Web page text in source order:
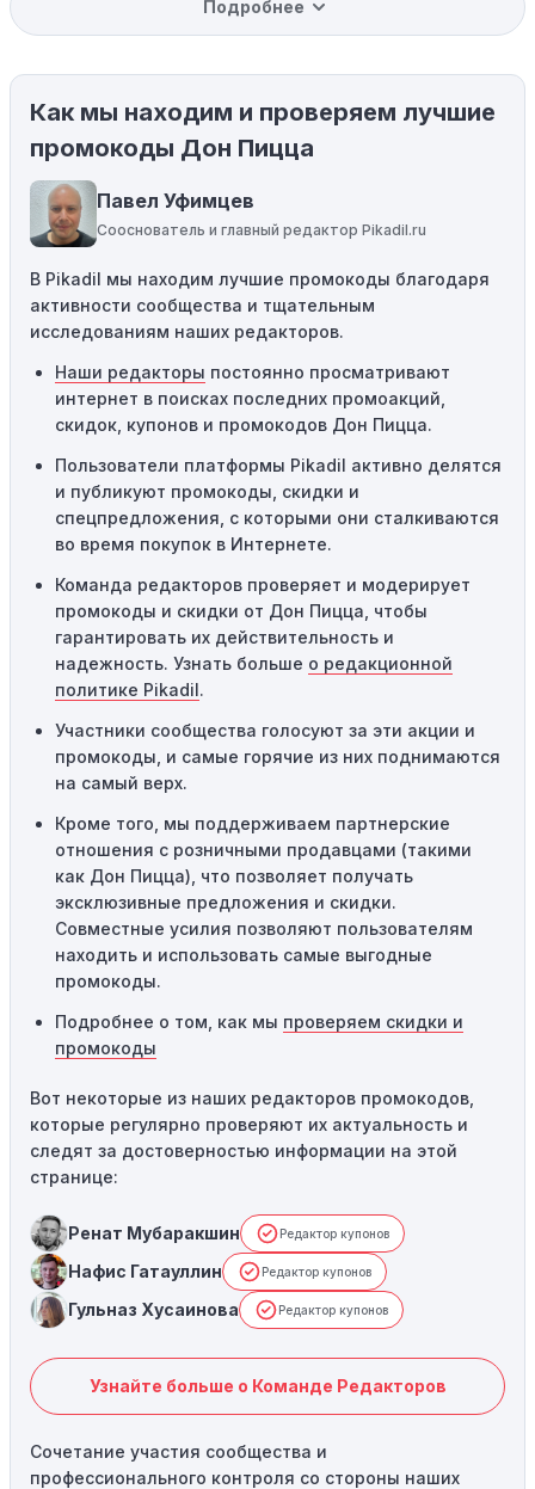
вас товар может быть уже со скидкой. Некоторые
магазины предлагают скидки и акции напрямую, без
Ограничения на использование промокода:
Некоторые промокоды распространяются только на
определенные товары, бренды или категории. Если вы
пытаетесь применить код к товару, не
соответствующему критериям, он не сработает.
промокоды требуют соблюдения минимального
порога покупки, чтобы получить право на скидку. Если
сумма в корзине не соответствует указанному порогу,
код не сработает.
Географические ограничения:Действие некоторых
промокодов может быть ограничено определенными
местами или регионами. Если вы находитесь за
пределами указанного региона, то код не будет
применяться.
предназначены только для однократного
использования. Если код уже был использован кем-то
другим, он не будет действовать повторно.
Технические сбои:
привести к неработоспособности кодов промокодов. В
таких случаях следует обратиться за помощью в
службу поддержки.
Подробнее
Как мы находим и проверяем лучшие
промокоды Дон Пицца
Павел Уфимцев
Сооснователь и главный редактор Pikadil.ru
В Pikadil мы находим лучшие промокоды благодаря
активности сообщества и тщательным
исследованиям наших редакторов.
Наши редакторы постоянно просматривают
интернет в поисках последних промоакций,
скидок, купонов и промокодов Дон Пицца.
Пользователи платформы Pikadil активно делятся
и публикуют промокоды, скидки и
спецпредложения, с которыми они сталкиваются
во время покупок в Интернете.
Команда редакторов проверяет и модерирует
промокоды и скидки от Дон Пицца, чтобы
гарантировать их действительность и
надежность. Узнать больше о редакционной
политике Pikadil.
Участники сообщества голосуют за эти акции и
промокоды, и самые горячие из них поднимаются
на самый верх.
Кроме того, мы поддерживаем партнерские
отношения с розничными продавцами (такими
как Дон Пицца), что позволяет получать
эксклюзивные предложения и скидки.
Совместные усилия позволяют пользователям
находить и использовать самые выгодные
промокоды.
Подробнее о том, как мы проверяем скидки и
промокоды
Вот некоторые из наших редакторов промокодов,
которые регулярно проверяют их актуальность и
следят за достоверностью информации на этой
странице:
Ренат Мубаракшин Редактор купонов
Нафис Гатауллин Редактор купонов
Гульназ Хусаинова Редактор купонов
Узнайте больше о Команде Редакторов
Сочетание участия сообщества и
профессионального контроля со стороны наших